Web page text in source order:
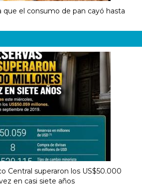
que el consumo de pan cayó hasta
Central superaron los US$50.000
en casi siete años